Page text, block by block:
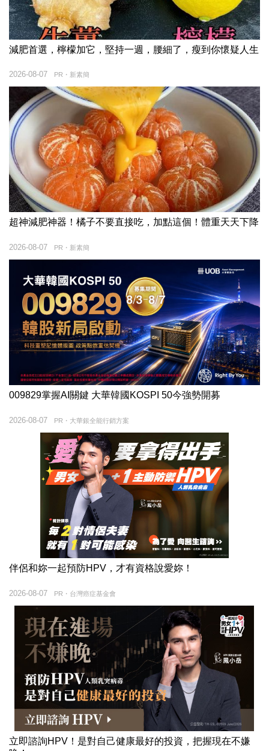
減肥首選，檸檬加它，堅持一週，腰細了，瘦到你懷疑人生
PR・新素簡
2026-08-07
超神減肥神器！橘子不要直接吃，加點這個！體重天天下降
PR・新素簡
2026-08-07
009829掌握AI關鍵 大華韓國KOSPI 50今強勢開募
PR・大華銀全能行銷方案
2026-08-07
伴侶和妳一起預防HPV，才有資格說愛妳！
PR・台灣癌症基金會
2026-08-07
立即諮詢HPV！是對自己健康最好的投資，把握現在不嫌